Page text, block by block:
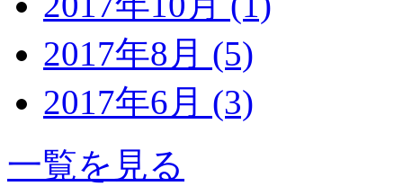
2017年8月 (5)
2017年6月 (3)
一覧を見る